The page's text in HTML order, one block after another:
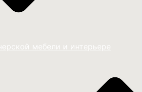
мебели и интерьере